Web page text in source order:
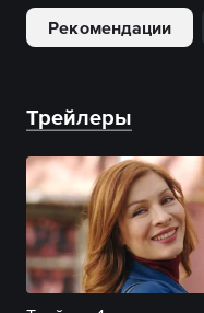
Рекомендации
Трейлеры